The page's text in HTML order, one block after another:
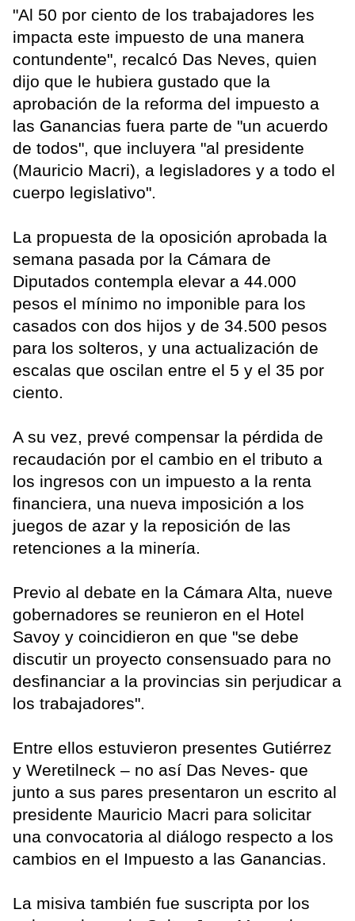
"Al 50 por ciento de los trabajadores les
impacta este impuesto de una manera
contundente", recalcó Das Neves, quien
dijo que le hubiera gustado que la
aprobación de la reforma del impuesto a
las Ganancias fuera parte de "un acuerdo
de todos", que incluyera "al presidente
(Mauricio Macri), a legisladores y a todo el
cuerpo legislativo".
La propuesta de la oposición aprobada la
semana pasada por la Cámara de
Diputados contempla elevar a 44.000
pesos el mínimo no imponible para los
casados con dos hijos y de 34.500 pesos
para los solteros, y una actualización de
escalas que oscilan entre el 5 y el 35 por
ciento.
A su vez, prevé compensar la pérdida de
recaudación por el cambio en el tributo a
los ingresos con un impuesto a la renta
financiera, una nueva imposición a los
juegos de azar y la reposición de las
retenciones a la minería.
Previo al debate en la Cámara Alta, nueve
gobernadores se reunieron en el Hotel
Savoy y coincidieron en que "se debe
discutir un proyecto consensuado para no
desfinanciar a la provincias sin perjudicar a
los trabajadores".
Entre ellos estuvieron presentes Gutiérrez
y Weretilneck – no así Das Neves- que
junto a sus pares presentaron un escrito al
presidente Mauricio Macri para solicitar
una convocatoria al diálogo respecto a los
cambios en el Impuesto a las Ganancias.
La misiva también fue suscripta por los